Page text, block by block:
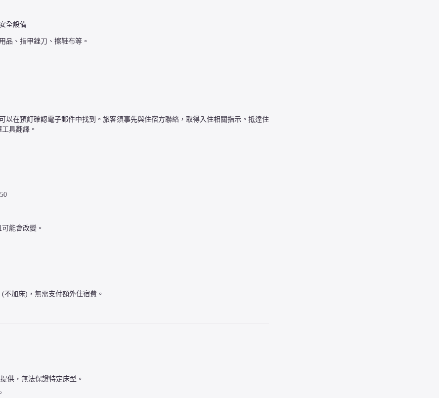
全設備
品、指甲銼刀、擦鞋布等。
以在預訂確認電子郵件中找到。旅客須事先與住宿方聯絡，取得入住相關指示。抵達住
具翻譯。
能會改變。
加床)，無需支付額外住宿費。
供，無法保證特定床型。